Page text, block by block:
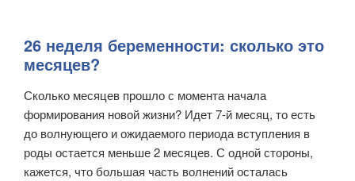
26 неделя беременности: сколько это
месяцев?
Сколько месяцев прошло с момента начала
формирования новой жизни? Идет 7-й месяц, то есть
до волнующего и ожидаемого периода вступления в
роды остается меньше 2 месяцев. С одной стороны,
кажется, что большая часть волнений осталась